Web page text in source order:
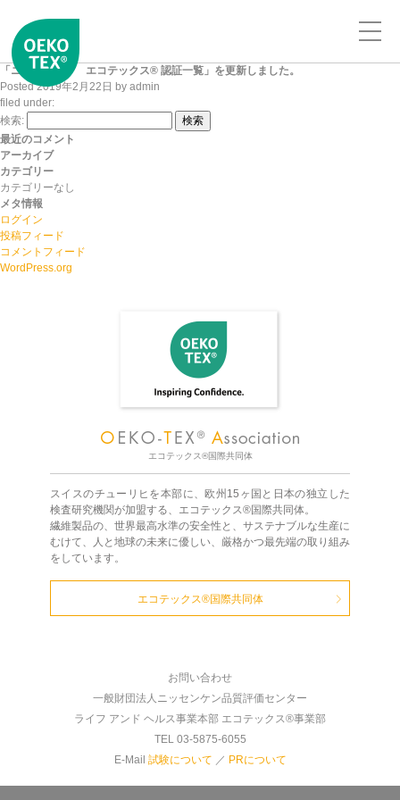
「ニッセンケン エコテックス® 認証一覧」を更新しました。
Posted2019年2月22日 by admin
filed under:
検索:
検索
最近のコメント
アーカイブ
カテゴリー
カテゴリーなし
メタ情報
ログイン
投稿フィード
コメントフィード
WordPress.org
エコテックス®国際共同体
スイスのチューリヒを本部に、欧州15ヶ国と日本の独立した
検査研究機関が加盟する、エコテックス®国際共同体。
繊維製品の、世界最高水準の安全性と、サステナブルな生産に
むけて、人と地球の未来に優しい、厳格かつ最先端の取り組み
をしています。
エコテックス®国際共同体
お問い合わせ
一般財団法人ニッセンケン品質評価センター
ライフ アンド ヘルス事業本部 エコテックス®事業部
TEL 03-5875-6055
E-Mail 試験について ／ PRについて